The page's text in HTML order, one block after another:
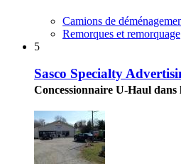
Camions de
Remorques et remorquage
5
Sasco Specialty
Concessionnaire U-Haul dans